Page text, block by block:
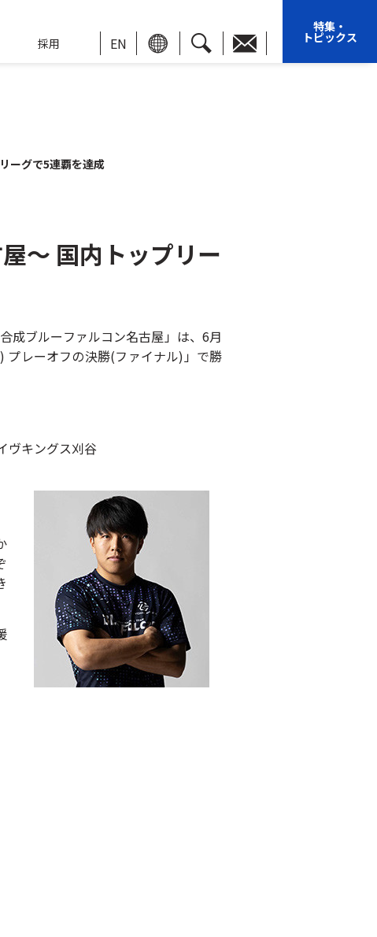
採用 EN
特集・
トピックス
ーグで5連覇を達成
～ 国内トップリー
成ブルーファルコン名古屋」は、6月
プレーオフの決勝(ファイナル)」で勝
キングス刈谷